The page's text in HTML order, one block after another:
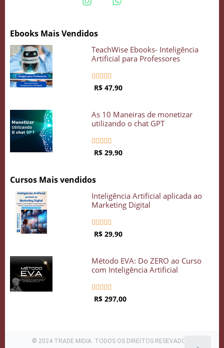
Ebooks Mais Vendidos
TeachWise Ebooks- Inteligência
Artificial para Professores
    
R$ 47,90
As 10 Maneiras de monetizar
utilizando o chat GPT
    
R$ 29,90
Cursos Mais vendidos
Inteligência Artificial aplicada ao
Marketing Digital
    
R$ 29,90
Método EVA: Do ZERO ao Curso
com Inteligência Artificial
    
R$ 297,00
© 2024 TRADE MIDIA. TODOS OS DIREITOS RESEVADOS .
COMECE GRÁTIS